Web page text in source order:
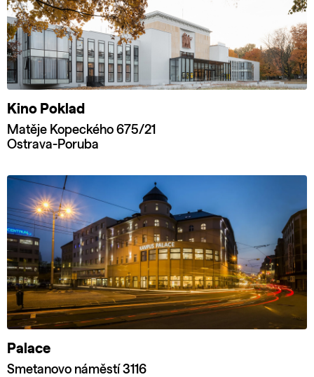
Kino Poklad
Matěje Kopeckého 675/21
Ostrava-Poruba
Palace
Smetanovo náměstí 3116